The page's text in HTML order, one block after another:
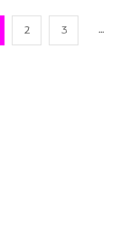
2 3 ...